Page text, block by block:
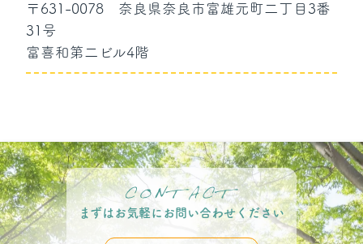
〒631-0078
奈良県奈良市富雄元町二丁目3番
31号
富喜和第二ビル4階
まずはお気軽にお問い合わせください